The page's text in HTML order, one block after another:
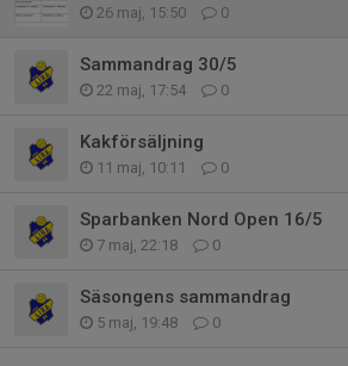
26 maj, 15:50 0
Sammandrag 30/5
22 maj, 17:54 0
Kakförsäljning
11 maj, 10:11 0
Sparbanken Nord Open 16/5
7 maj, 22:18 0
Säsongens sammandrag
5 maj, 19:48 0